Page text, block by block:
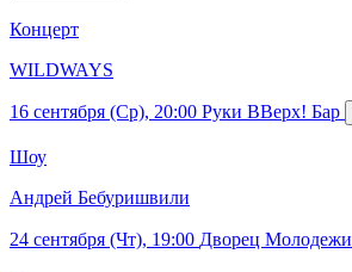
Концерт
WILDWAYS
16 сентября (Ср), 20:00 Руки ВВерх! Бар
Шоу
Андрей Бебуришвили
24 сентября (Чт), 19:00 Дворец Молодежи